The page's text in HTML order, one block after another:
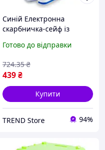
Синій Електронна
скарбничка-сейф із
Готово до відправки
439₴
724.35 ₴
Купити
TREND Store 94%